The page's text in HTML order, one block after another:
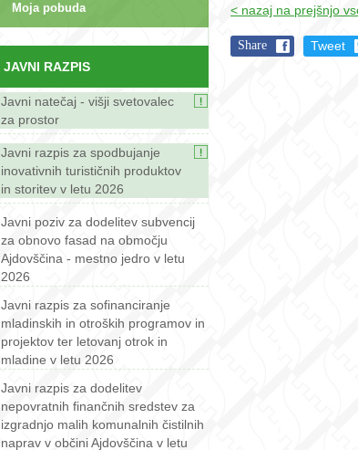
Moja pobuda
JAVNI RAZPIS
Javni natečaj - višji svetovalec
za prostor
Javni razpis za spodbujanje
inovativnih turističnih produktov
in storitev v letu 2026
Javni poziv za dodelitev subvencij
za obnovo fasad na območju
Ajdovščina - mestno jedro v letu
2026
Javni razpis za sofinanciranje
mladinskih in otroških programov in
projektov ter letovanj otrok in
mladine v letu 2026
Javni razpis za dodelitev
nepovratnih finančnih sredstev za
izgradnjo malih komunalnih čistilnih
naprav v občini Ajdovščina v letu
< nazaj na prejšnjo
Share Tweet